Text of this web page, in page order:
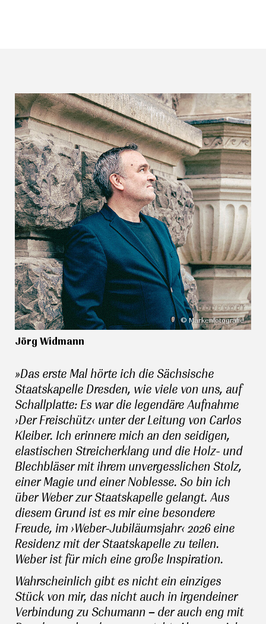
© Markenfotografie
Jörg Widmann
»Das erste Mal hörte ich die Sächsische
Staatskapelle Dresden, wie viele von uns, auf
Schallplatte: Es war die legendäre Aufnahme
›Der Freischütz‹ unter der Leitung von Carlos
Kleiber. Ich erinnere mich an den seidigen,
elastischen Streicherklang und die Holz- und
Blechbläser mit ihrem unvergesslichen Stolz,
einer Magie und einer Noblesse. So bin ich
über Weber zur Staatskapelle gelangt. Aus
diesem Grund ist es mir eine besondere
Freude, im ›Weber-Jubiläumsjahr‹ 2026 eine
Residenz mit der Staatskapelle zu teilen.
Weber ist für mich eine große Inspiration.
Wahrscheinlich gibt es nicht ein einziges
Stück von mir, das nicht auch in irgendeiner
Verbindung zu Schumann – der auch eng mit